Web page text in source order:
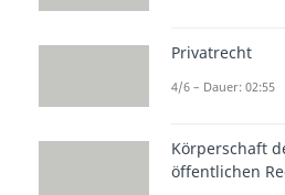
Offensichtlich
um Ironie und
ernst gemeint.
Kaufvertrag
Studyflix
einem
Privatrecht
4/6 – Dauer: 02:55
Körperschaft
öffentlichen